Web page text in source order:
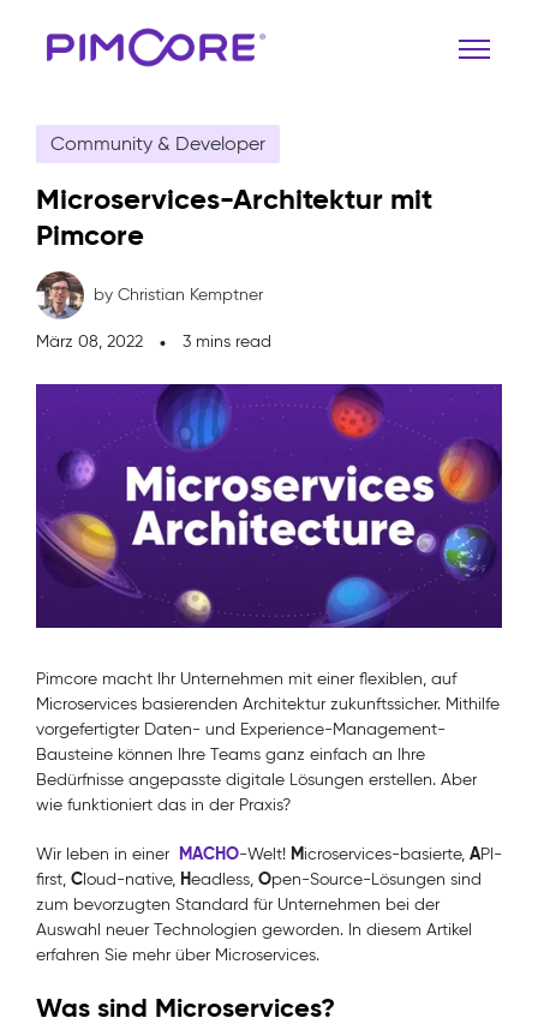
Community & Developer
Microservices-Architektur mit
Pimcore
by Christian Kemptner
März 08, 2022 3 mins read
Pimcore macht Ihr Unternehmen mit einer flexiblen, auf
Microservices basierenden Architektur zukunftssicher. Mithilfe
vorgefertigter Daten- und Experience-Management-
Bausteine ​​können Ihre Teams ganz einfach an Ihre
Bedürfnisse angepasste digitale Lösungen erstellen. Aber
wie funktioniert das in der Praxis?
Wir leben in einer MACHO-Welt! Microservices-basierte, API-
first, Cloud-native, Headless, Open-Source-Lösungen sind
zum bevorzugten Standard für Unternehmen bei der
Auswahl neuer Technologien geworden. In diesem Artikel
erfahren Sie mehr über Microservices.
Was sind Microservices?